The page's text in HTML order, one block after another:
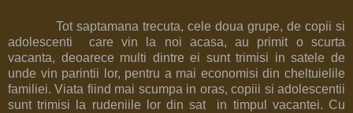
Tot saptamana trecuta, cele doua grupe, de copii si
adolescenti care vin la noi acasa, au primit o scurta
vacanta, deoarece multi dintre ei sunt trimisi in satele de
unde vin parintii lor, pentru a mai economisi din cheltuielile
familiei. Viata fiind mai scumpa in oras, copiii si adolescentii
sunt trimisi la rudeniile lor din sat in timpul vacantei. Cu